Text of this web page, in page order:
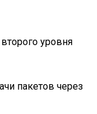
уровня
пакетов через